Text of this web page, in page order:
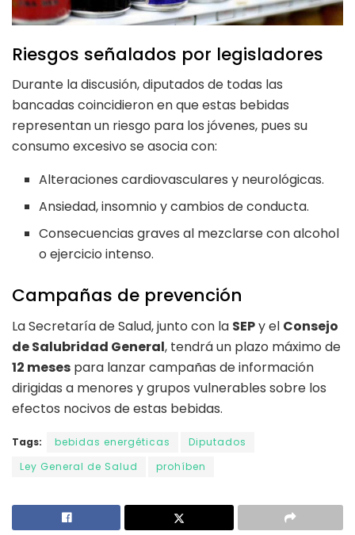
Riesgos señalados por legisladores
Durante la discusión, diputados de todas las
bancadas coincidieron en que estas bebidas
representan un riesgo para los jóvenes, pues su
consumo excesivo se asocia con:
Alteraciones cardiovasculares y neurológicas.
Ansiedad, insomnio y cambios de conducta.
Consecuencias graves al mezclarse con alcohol
o ejercicio intenso.
Campañas de prevención
La Secretaría de Salud, junto con la SEPy el Consejo
de Salubridad General, tendrá un plazo máximo de
12 meses para lanzar campañas de información
dirigidas a menores y grupos vulnerables sobre los
efectos nocivos de estas bebidas.
Tags: bebidas energéticas
Diputados
Ley General de Salud
prohíben